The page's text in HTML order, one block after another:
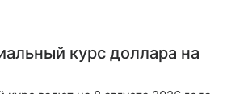
курс доллара на